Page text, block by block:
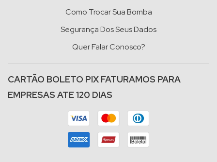
Como Trocar Sua Bomba
Segurança Dos Seus Dados
Quer Falar Conosco?
CARTÃO BOLETO PIX FATURAMOS PARA
EMPRESAS ATE 120 DIAS